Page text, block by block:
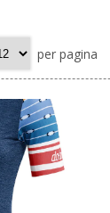
per pagina